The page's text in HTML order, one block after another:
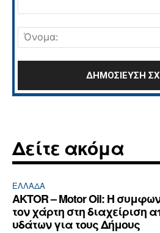
Δείτε ακόμα
ΕΛΛΆΔΑ
AKTOR – Motor Oil: Η
τον χάρτη στη διαχείριση
υδάτων για τους Δήμους